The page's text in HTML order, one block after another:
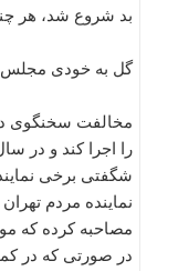
بد شروع شد، هر
گل به خودی مجلس
مخالفت سخنگوی
را اجرا کند و در
شگفتی برخی
نماینده مردم
در صورتی که در